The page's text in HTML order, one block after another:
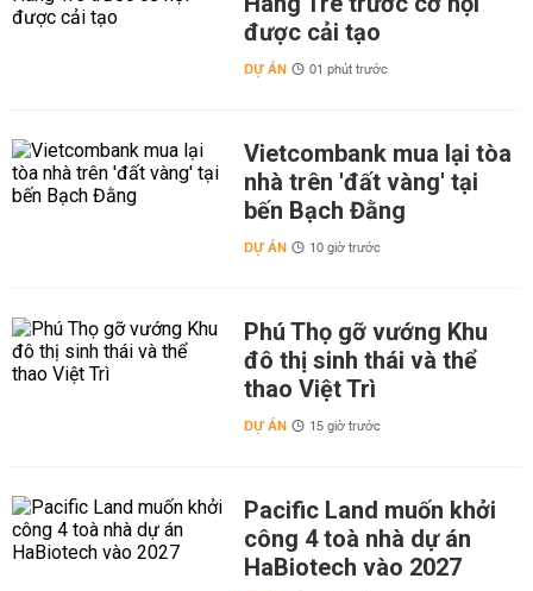
được cải tạo
DỰ ÁN 01 phút trước
Vietcombank mua lại tòa
nhà trên 'đất vàng' tại
bến Bạch Đằng
DỰ ÁN 10 giờ trước
Phú Thọ gỡ vướng Khu
đô thị sinh thái và thể
thao Việt Trì
DỰ ÁN 15 giờ trước
Pacific Land muốn khởi
công 4 toà nhà dự án
HaBiotech vào 2027